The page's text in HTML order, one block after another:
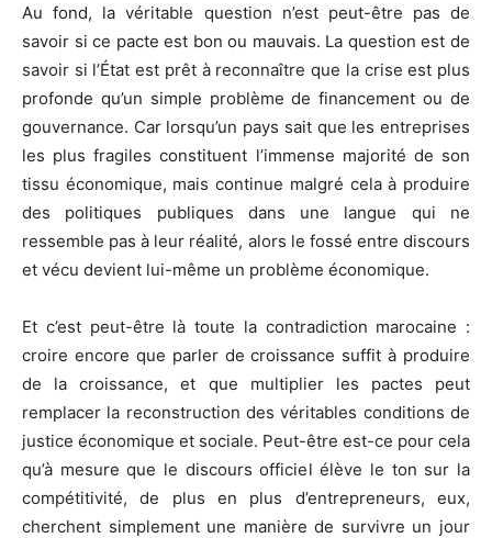
Au fond, la véritable question n’est peut-être pas de
savoir si ce pacte est bon ou mauvais. La question est de
savoir si l’État est prêt à reconnaître que la crise est plus
profonde qu’un simple problème de financement ou de
gouvernance. Car lorsqu’un pays sait que les entreprises
les plus fragiles constituent l’immense majorité de son
tissu économique, mais continue malgré cela à produire
des politiques publiques dans une langue qui ne
ressemble pas à leur réalité, alors le fossé entre discours
et vécu devient lui-même un problème économique.
Et c’est peut-être là toute la contradiction marocaine :
croire encore que parler de croissance suffit à produire
de la croissance, et que multiplier les pactes peut
remplacer la reconstruction des véritables conditions de
justice économique et sociale. Peut-être est-ce pour cela
qu’à mesure que le discours officiel élève le ton sur la
compétitivité, de plus en plus d’entrepreneurs, eux,
cherchent simplement une manière de survivre un jour